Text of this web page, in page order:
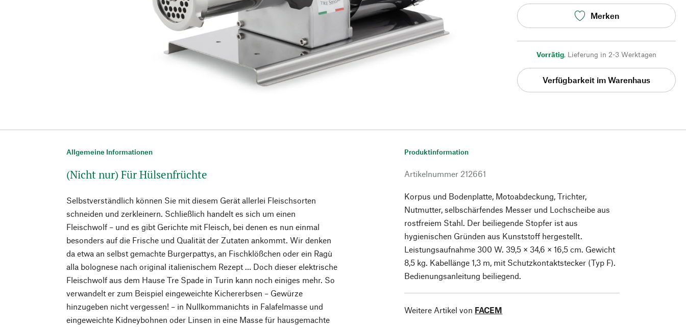
Merken
Vorrätig, Lieferung in 2-3 Werktagen
Verfügbarkeit im Warenhaus
Allgemeine Informationen
(Nicht nur) Für Hülsenfrüchte
Selbstverständlich können Sie mit diesem Gerät allerlei Fleischsorten
schneiden und zerkleinern. Schließlich handelt es sich um einen
Fleischwolf – und es gibt Gerichte mit Fleisch, bei denen es nun einmal
besonders auf die Frische und Qualität der Zutaten ankommt. Wir denken
da etwa an selbst gemachte Burgerpattys, an Fischklößchen oder ein Ragù
alla bolognese nach original italienischem Rezept … Doch dieser elektrische
Fleischwolf aus dem Hause Tre Spade in Turin kann noch einiges mehr. So
verwandelt er zum Beispiel eingeweichte Kichererbsen – Gewürze
hinzugeben nicht vergessen! – in Nullkommanichts in Falafelmasse und
eingeweichte Kidneybohnen oder Linsen in eine Masse für hausgemachte
Produktinformation
Artikelnummer 212661
Korpus und Bodenplatte, Motoabdeckung, Trichter,
Nutmutter, selbschärfendes Messer und Lochscheibe aus
rostfreiem Stahl. Der beiliegende Stopfer ist aus
hygienischen Gründen aus Kunststoff hergestellt.
Leistungsaufnahme 300 W. 39,5 × 34,6 × 16,5 cm. Gewicht
8,5 kg. Kabellänge 1,3 m, mit Schutzkontaktstecker (Typ F).
Bedienungsanleitung beiliegend.
Weitere Artikel von FACEM